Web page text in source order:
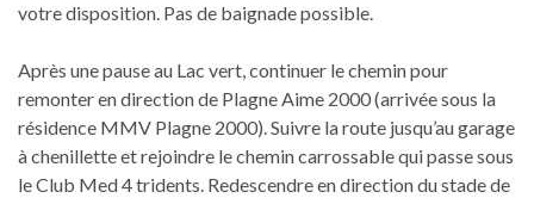
votre disposition. Pas de baignade possible.
Après une pause au Lac vert, continuer le chemin pour
remonter en direction de Plagne Aime 2000 (arrivée sous la
résidence MMV Plagne 2000). Suivre la route jusqu’au garage
à chenillette et rejoindre le chemin carrossable qui passe sous
le Club Med 4 tridents. Redescendre en direction du stade de